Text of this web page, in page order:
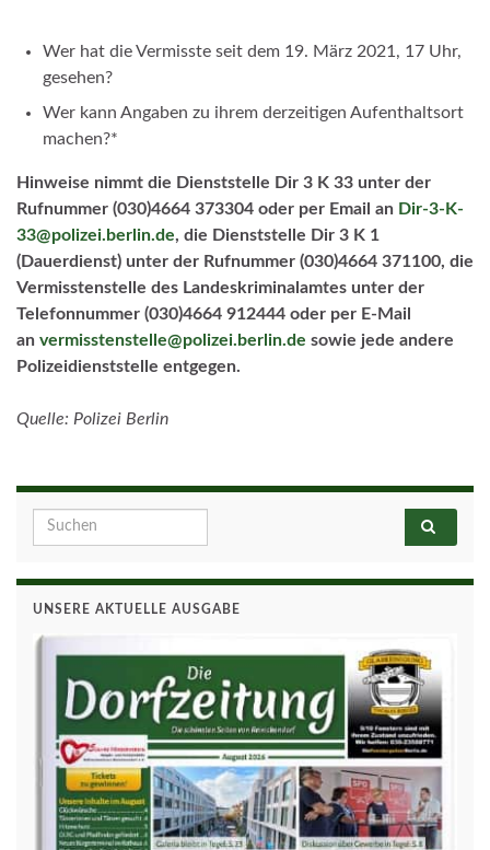
Wer hat die Vermisste seit dem 19. März 2021, 17 Uhr,
gesehen?
Wer kann Angaben zu ihrem derzeitigen Aufenthaltsort
machen?*
Hinweise nimmt die Dienststelle Dir 3 K 33 unter der
Rufnummer (030)4664 373304 oder per Email an Dir-3-K-
33@polizei.berlin.de, die Dienststelle Dir 3 K 1
(Dauerdienst) unter der Rufnummer (030)4664 371100, die
Vermisstenstelle des Landeskriminalamtes unter der
Telefonnummer (030)4664 912444 oder per E-Mail
an vermisstenstelle@polizei.berlin.de sowie jede andere
Polizeidienststelle entgegen.
Quelle: Polizei Berlin
Search for:
UNSERE AKTUELLE AUSGABE